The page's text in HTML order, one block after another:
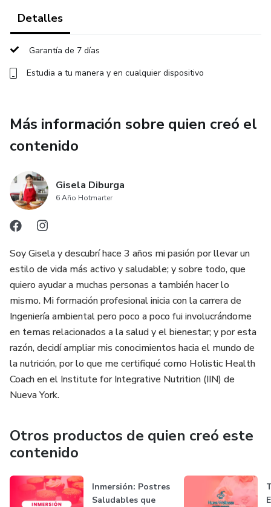
Detalles
Garantía de 7 días
Estudia a tu manera y en cualquier dispositivo
Más información sobre quien creó el
contenido
Gisela Diburga
6 Año Hotmarter
Soy Gisela y descubrí hace 3 años mi pasión por llevar un
estilo de vida más activo y saludable; y sobre todo, que
quiero ayudar a muchas personas a también hacer lo
mismo. Mi formación profesional inicia con la carrera de
Ingeniería ambiental pero poco a poco fui involucrándome
en temas relacionados a la salud y el bienestar; y por esta
razón, decidí ampliar mis conocimientos hacia el mundo de
la nutrición, por lo que me certifiqué como Holistic Health
Coach en el Institute for Integrative Nutrition (IIN) de
Nueva York.
Otros productos de quien creó este
contenido
Inmersión: Postres
Saludables que